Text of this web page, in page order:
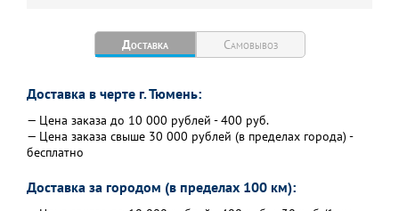
Доставка Самовывоз
Доставка в черте г. Тюмень:
— Цена заказа до 10 000 рублей - 400 руб.
— Цена заказа свыше 30 000 рублей (в пределах города) -
бесплатно
Доставка за городом (в пределах 100 км):